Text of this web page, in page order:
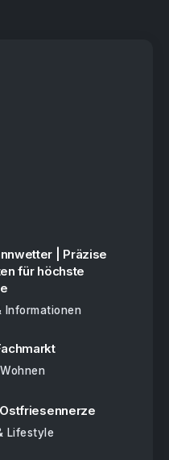
| Präzise
für höchste
Informationen
Lifestyle